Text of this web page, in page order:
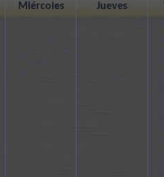
Miércoles Jueves